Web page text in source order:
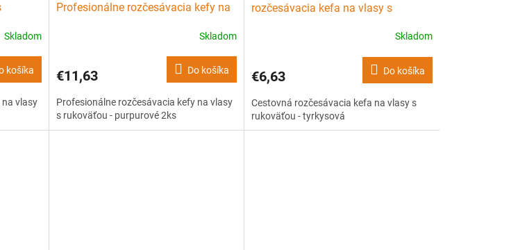
Skladom
košíka
vlasy
Profesionálne rozčesávacia kefy na
Skladom
€11,63 Do košíka
Profesionálne rozčesávacia kefy na vlasy
s rukoväťou - purpurové 2ks
rozčesávacia kefa na vlasy s
Skladom
€6,63 Do košíka
Cestovná rozčesávacia kefa na vlasy s
rukoväťou - tyrkysová